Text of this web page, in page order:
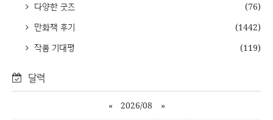
다양한 굿즈
(76)
만화책 후기
(1442)
작품 기대평
(119)
달력
« 2026/08 »